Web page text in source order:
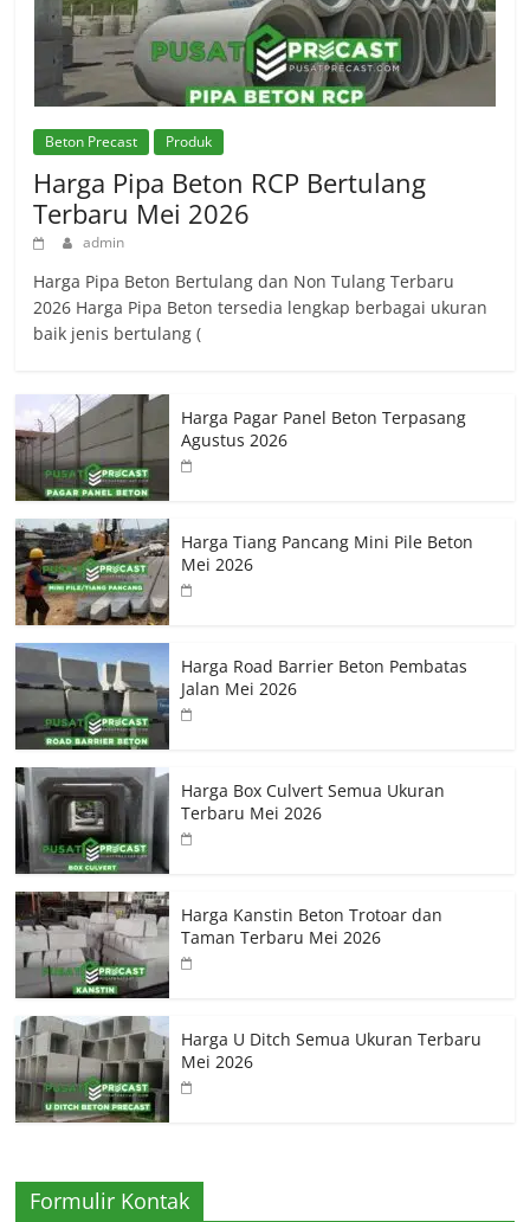
Beton Precast Produk
Harga Pipa Beton RCP Bertulang
Terbaru Mei 2026
admin
Harga Pipa Beton Bertulang dan Non Tulang Terbaru
2026 Harga Pipa Beton tersedia lengkap berbagai ukuran
baik jenis bertulang (
Harga Pagar Panel Beton Terpasang
Agustus 2026
Harga Tiang Pancang Mini Pile Beton
Mei 2026
Harga Road Barrier Beton Pembatas
Jalan Mei 2026
Harga Box Culvert Semua Ukuran
Terbaru Mei 2026
Harga Kanstin Beton Trotoar dan
Taman Terbaru Mei 2026
Harga U Ditch Semua Ukuran Terbaru
Mei 2026
Formulir Kontak